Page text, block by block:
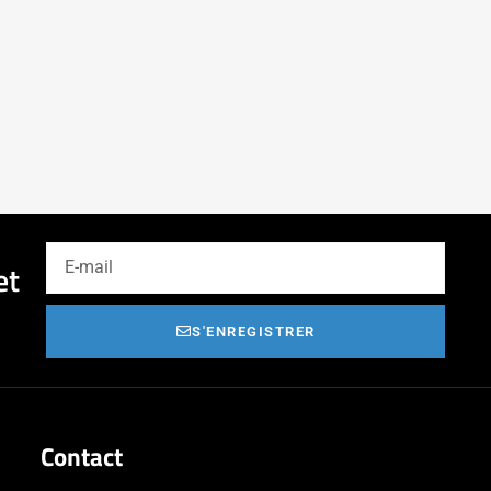
S'ENREGISTRER
Contact